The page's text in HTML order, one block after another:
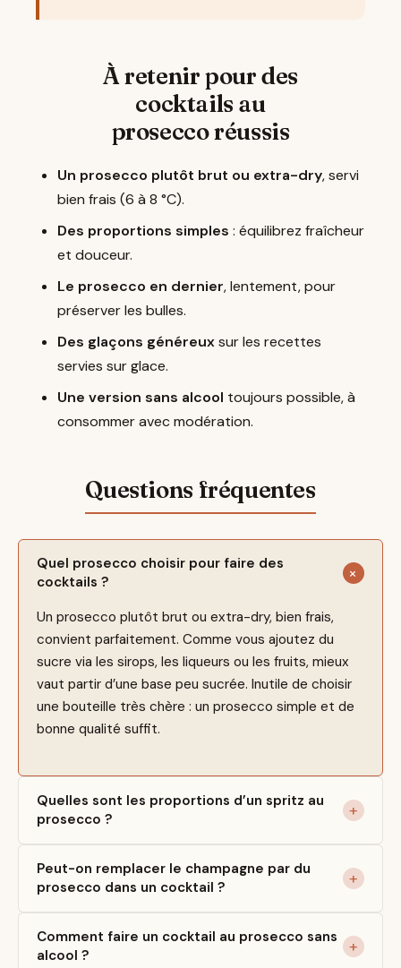
À retenir pour des
cocktails au
prosecco réussis
Un prosecco plutôt brut ou extra-dry, servi
bien frais (6 à 8 °C).
Des proportions simples : équilibrez fraîcheur
et douceur.
Le prosecco en dernier, lentement, pour
préserver les bulles.
Des glaçons généreuxsur les recettes
servies sur glace.
Une version sans alcool toujours possible, à
consommer avec modération.
Quel prosecco choisir pour faire des
cocktails ?
Un prosecco plutôt brut ou extra-dry, bien frais,
convient parfaitement. Comme vous ajoutez du
sucre via les sirops, les liqueurs ou les fruits, mieux
vaut partir d’une base peu sucrée. Inutile de choisir
une bouteille très chère : un prosecco simple et de
bonne qualité suffit.
Quelles sont les proportions d’un spritz au
prosecco ?
Peut-on remplacer le champagne par du
prosecco dans un cocktail ?
Comment faire un cocktail au prosecco sans
alcool ?